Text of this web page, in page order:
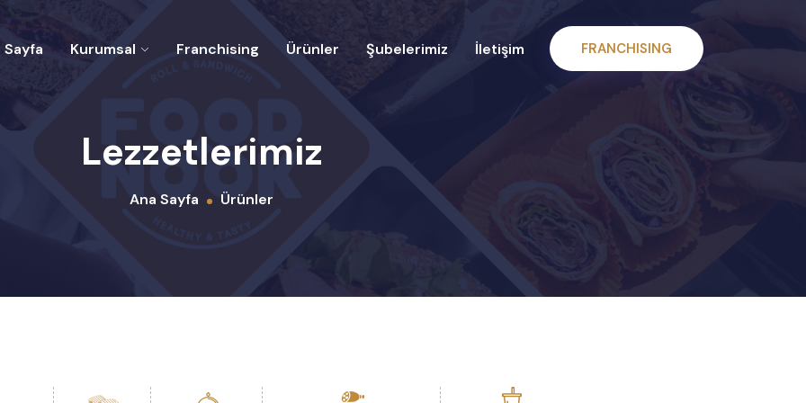
Sayfa Kurumsal Franchising Ürünler Şubelerimiz İletişim FRANCHISING
Lezzetlerimiz
Ana Sayfa Ürünler